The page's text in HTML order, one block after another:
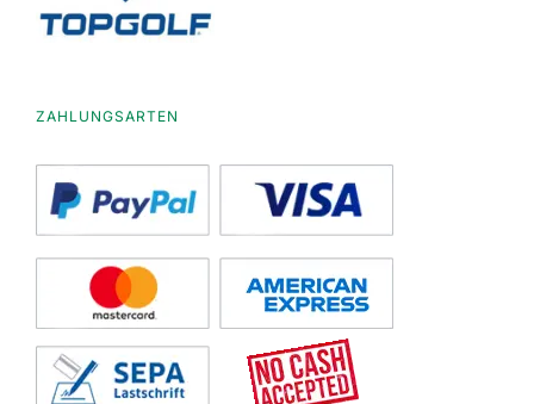
ZAHLUNGSARTEN